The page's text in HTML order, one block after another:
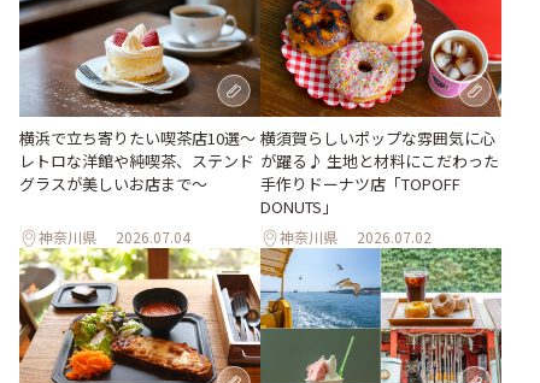
横浜で立ち寄りたい喫茶店10選～
レトロな洋館や純喫茶、ステンド
グラスが美しいお店まで～
神奈川県 2026.07.04
横須賀らしいポップな雰囲気に心
が躍る♪ 生地と材料にこだわった
手作りドーナツ店「TOPOFF
DONUTS」
神奈川県 2026.07.02